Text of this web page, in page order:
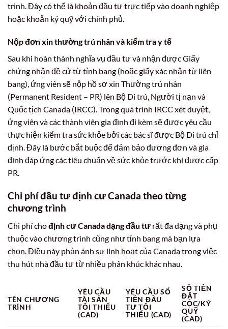
trình. Đây có thể là khoản đầu tư trực tiếp vào doanh nghiệp
hoặc khoản ký quỹ với chính phủ.
Nộp đơn xin thường trú nhân và kiểm tra y tế
Sau khi hoàn thành nghĩa vụ đầu tư và nhận được Giấy
chứng nhận đề cử từ tỉnh bang (hoặc giấy xác nhận từ liên
bang), ứng viên sẽ nộp hồ sơ xin Thường trú nhân
(Permanent Resident – PR) lên Bộ Di trú, Người tị nạn và
Quốc tịch Canada (IRCC). Trong quá trình IRCC xét duyệt,
ứng viên và các thành viên gia đình đi kèm sẽ được yêu cầu
thực hiện kiểm tra sức khỏe bởi các bác sĩ được Bộ Di trú chỉ
định. Đây là bước bắt buộc để đảm bảo đương đơn và gia
đình đáp ứng các tiêu chuẩn về sức khỏe trước khi được cấp
PR.
Chi phí đầu tư định cư Canada theo từng
chương trình
Chi phí chođịnh cư Canada dạng đầu tư rất đa dạng và phụ
thuộc vào chương trình cũng như tỉnh bang mà bạn lựa
chọn. Điều này phản ánh sự linh hoạt của Canada trong việc
thu hút nhà đầu tư từ nhiều phân khúc khác nhau.
TÊN CHƯƠNG
TRÌNH
YÊU CẦU
TÀI SẢN
TỐI THIỂU
(CAD)
YÊU CẦU SỐ
TIỀN ĐẦU
TƯ TỐI
THIỂU (CAD)
SỐ TIỀN
ĐẶT
CỌC/KÝ
QUỸ
(CAD)